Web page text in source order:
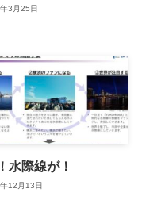
3月25日
水際線が！
12月13日